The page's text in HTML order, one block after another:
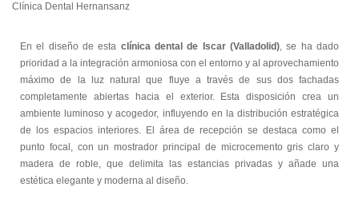
Clínica Dental Hernansanz
En el diseño de esta clínica dental de Iscar (Valladolid), se ha dado
prioridad a la integración armoniosa con el entorno y al aprovechamiento
máximo de la luz natural que fluye a través de sus dos fachadas
completamente abiertas hacia el exterior. Esta disposición crea un
ambiente luminoso y acogedor, influyendo en la distribución estratégica
de los espacios interiores. El área de recepción se destaca como el
punto focal, con un mostrador principal de microcemento gris claro y
madera de roble, que delimita las estancias privadas y añade una
estética elegante y moderna al diseño.